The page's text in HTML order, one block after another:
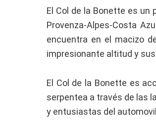
El Col de la Bonette es un
Provenza-Alpes-Costa
encuentra en el macizo
impresionante altitud y
El Col de la Bonette es
serpentea a través de las
y entusiastas del